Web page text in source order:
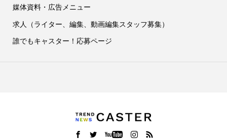
媒体資料・広告メニュー
求人（ライター、編集、動画編集スタッフ募集）
誰でもキャスター！応募ページ